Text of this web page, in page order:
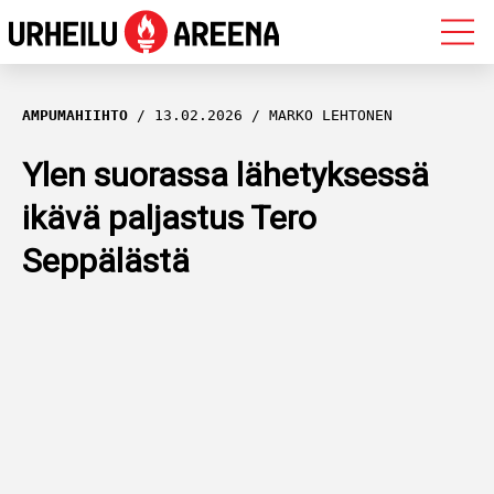
OLYMPIALAISET
MAASTOHIIHTO
AMPUMAHIIHTO
YLEISURHEILU
AMPUMAHIIHTO 13.02.2026 MARKO LEHTONEN
Ylen suorassa lähetyksessä
ikävä paljastus Tero
Seppälästä